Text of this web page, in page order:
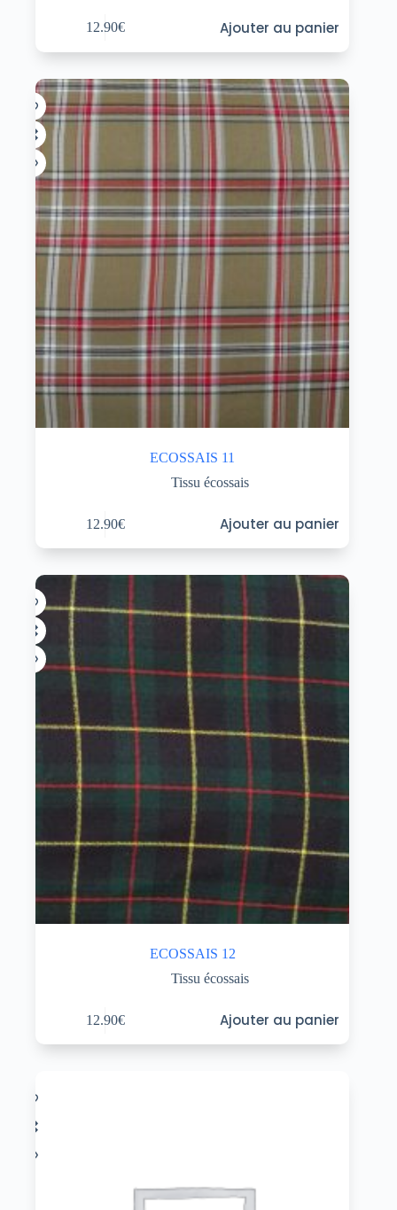
12.90€ Ajouter au panier
ECOSSAIS 11
Tissu écossais
12.90€ Ajouter au panier
ECOSSAIS 12
Tissu écossais
12.90€ Ajouter au panier